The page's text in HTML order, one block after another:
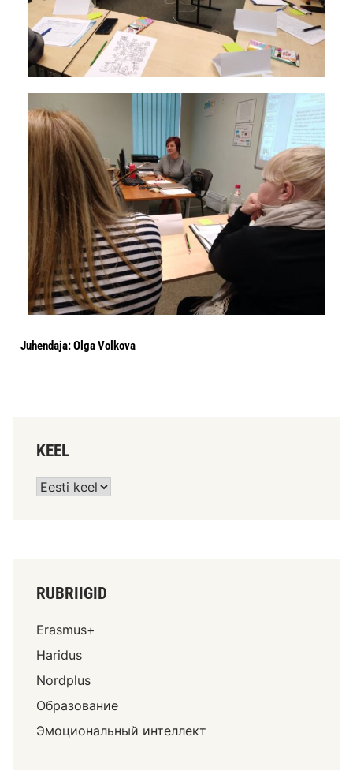
Juhendaja: Olga Volkova
KEEL
RUBRIIGID
Erasmus+
Haridus
Nordplus
Образование
Эмоциональный интеллект